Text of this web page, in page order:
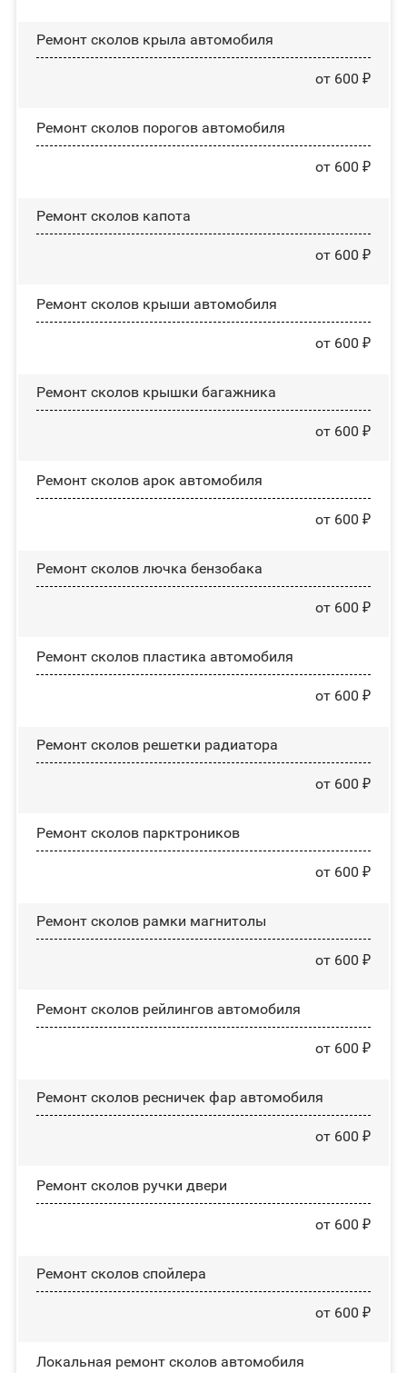
Ремонт сколов крыла автомобиля
от 600 ₽
Ремонт сколов порогов автомобиля
от 600 ₽
Ремонт сколов капота
от 600 ₽
Ремонт сколов крыши автомобиля
от 600 ₽
Ремонт сколов крышки багажника
от 600 ₽
Ремонт сколов арок автомобиля
от 600 ₽
Ремонт сколов лючка бензобака
от 600 ₽
Ремонт сколов пластика автомобиля
от 600 ₽
Ремонт сколов решетки радиатора
от 600 ₽
Ремонт сколов парктроников
от 600 ₽
Ремонт сколов рамки магнитолы
от 600 ₽
Ремонт сколов рейлингов автомобиля
от 600 ₽
Ремонт сколов ресничек фар автомобиля
от 600 ₽
Ремонт сколов ручки двери
от 600 ₽
Ремонт сколов спойлера
от 600 ₽
Локальная ремонт сколов автомобиля